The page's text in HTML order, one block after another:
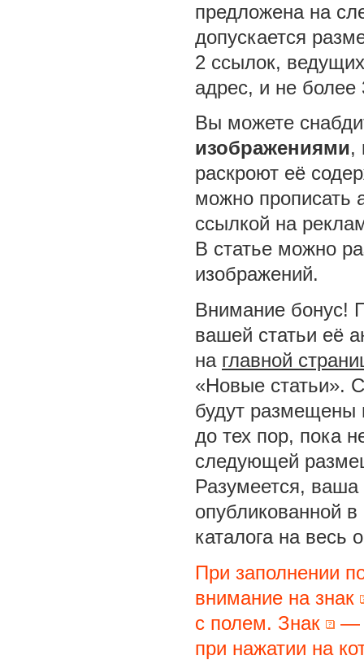
предложена на
допускается
2 ссылок,
адрес, и не более
Вы можете
изображениями,
раскроют её
можно прописать
ссылкой на
В статье можно
изображений.
Внимание бонус!
вашей статьи её
на главной
«Новые статьи».
будут размещены
до тех пор, пока
следующей
Разумеется, ваша
опубликованной
каталога на весь
При заполнении
внимание на знак
с полем. Знак
—
при нажатии на